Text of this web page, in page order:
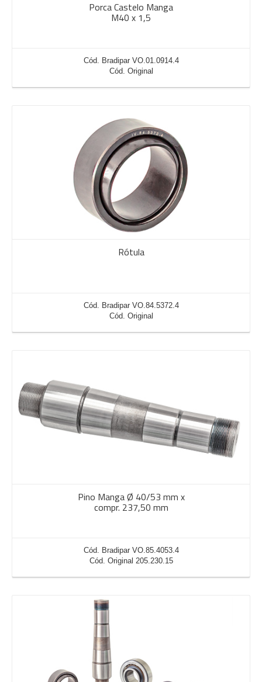
Porca Castelo Manga
M40 x 1,5
Cód. Bradipar VO.01.0914.4
Cód. Original
Rótula
Cód. Bradipar VO.84.5372.4
Cód. Original
Pino Manga Ø 40/53 mm x
compr. 237,50 mm
Cód. Bradipar VO.85.4053.4
Cód. Original 205.230.15